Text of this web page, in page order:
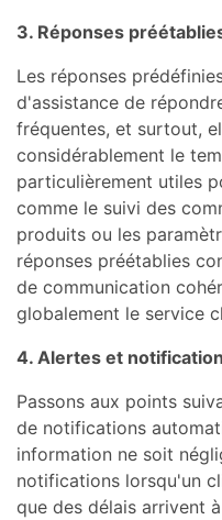
3. Réponses
Les réponses
d'assistance de
fréquentes, et surtout,
considérablement le
particulièrement utiles
comme le suivi des
produits ou les
réponses préétablies
de communication
globalement le service
4. Alertes et
Passons aux points
de notifications
information ne soit
notifications lorsqu'un
que des délais arrivent